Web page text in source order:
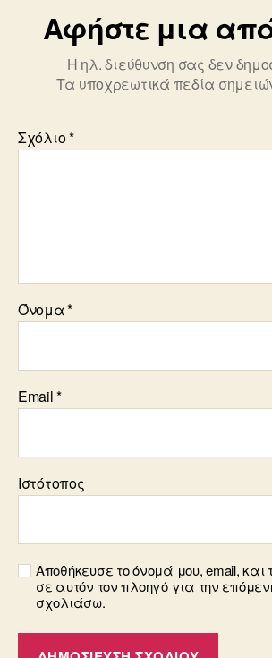
Αφήστε μια
Η ηλ. διεύθυνση σας δεν
Τα υποχρεωτικά πεδία
Σχόλιο*
Όνομα*
Email*
Ιστότοπος
Αποθήκευσε το όνομά μου, email, και
σε αυτόν τον πλοηγό για την
σχολιάσω.